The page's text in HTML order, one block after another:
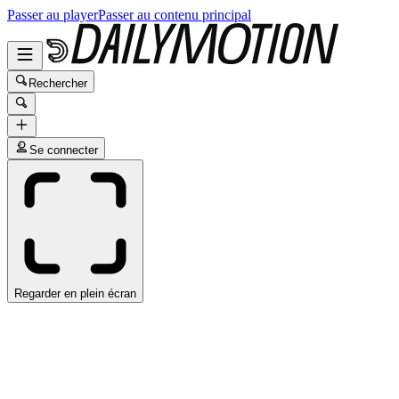
Passer au playerPasser au contenu principal
Rechercher
Se connecter
Regarder en plein écran